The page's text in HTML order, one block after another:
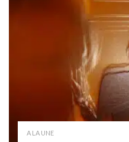
A LA UNE